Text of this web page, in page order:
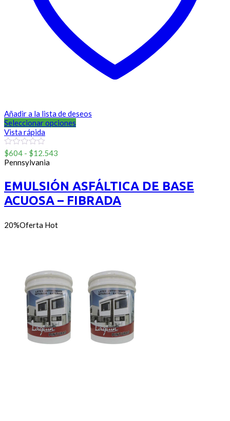
Añadir a la lista de deseos
Seleccionar opciones
Vista rápida
0
out
of
$604 - $12.543
desde
$604
hasta
$12.543
Pennsylvania
EMULSIÓN ASFÁLTICA DE BASE
ACUOSA – FIBRADA
20%Oferta Hot